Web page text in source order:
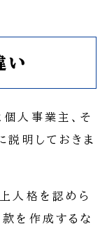
い
人事業主、そ
説明しておきま
人格を認めら
を作成するな